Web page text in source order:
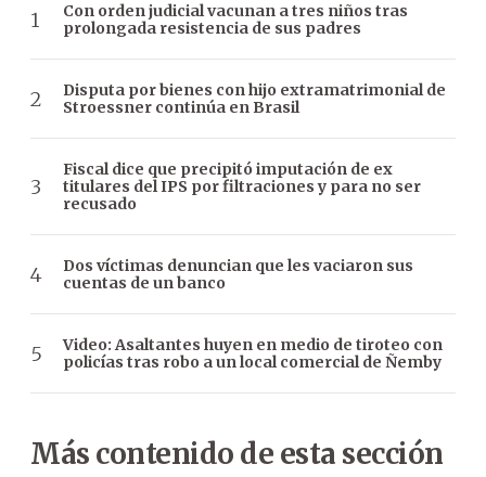
Con orden judicial vacunan a tres niños tras
prolongada resistencia de sus padres
Disputa por bienes con hijo extramatrimonial de
Stroessner continúa en Brasil
Fiscal dice que precipitó imputación de ex
titulares del IPS por filtraciones y para no ser
recusado
Dos víctimas denuncian que les vaciaron sus
cuentas de un banco
Video: Asaltantes huyen en medio de tiroteo con
policías tras robo a un local comercial de Ñemby
Más contenido de esta sección